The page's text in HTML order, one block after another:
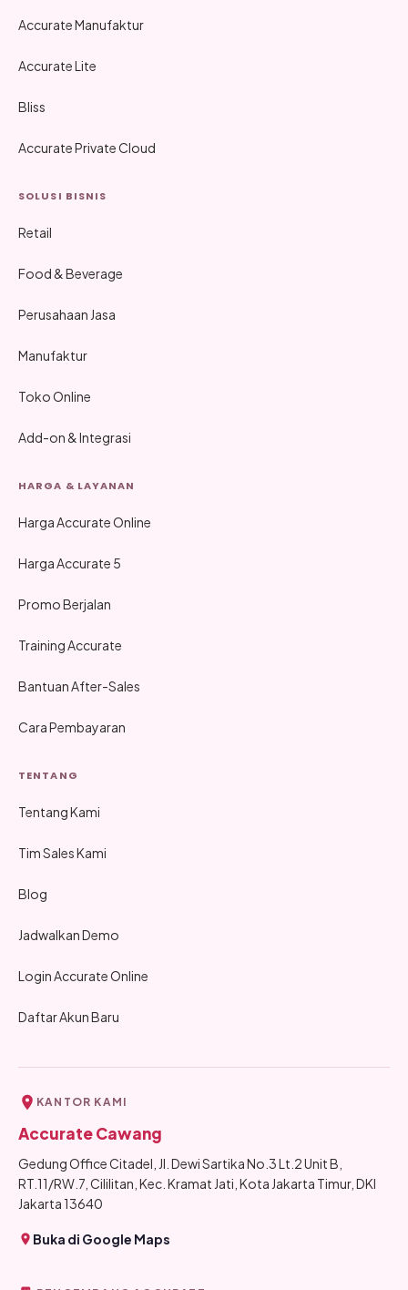
Accurate Manufaktur
Accurate Lite
Bliss
Accurate Private Cloud
SOLUSI BISNIS
Retail
Food & Beverage
Perusahaan Jasa
Manufaktur
Toko Online
Add-on & Integrasi
HARGA & LAYANAN
Harga Accurate Online
Harga Accurate 5
Promo Berjalan
Training Accurate
Bantuan After-Sales
Cara Pembayaran
TENTANG
Tentang Kami
Tim Sales Kami
Blog
Jadwalkan Demo
Login Accurate Online
Daftar Akun Baru
KANTOR KAMI
Accurate Cawang
Gedung Office Citadel, Jl. Dewi Sartika No.3 Lt.2 Unit B,
RT.11/RW.7, Cililitan, Kec. Kramat Jati, Kota Jakarta Timur, DKI
Jakarta 13640
Buka di Google Maps